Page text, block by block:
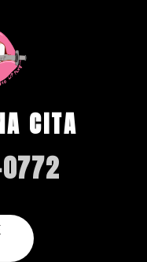
CITA